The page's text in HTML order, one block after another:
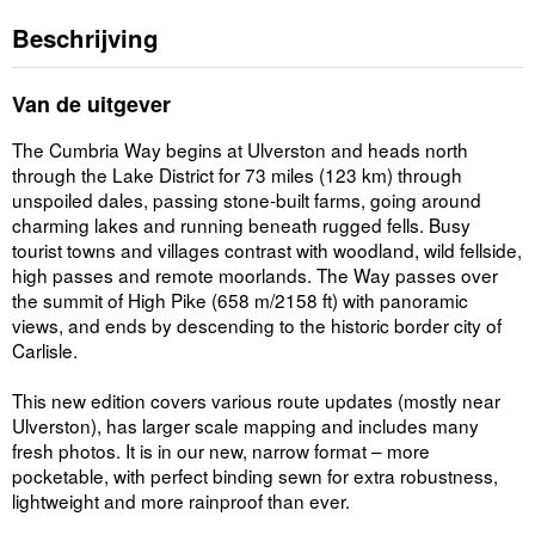
Beschrijving
Van de uitgever
The Cumbria Way begins at Ulverston and heads north
through the Lake District for 73 miles (123 km) through
unspoiled dales, passing stone-built farms, going around
charming lakes and running beneath rugged fells. Busy
tourist towns and villages contrast with woodland, wild fellside,
high passes and remote moorlands. The Way passes over
the summit of High Pike (658 m/2158 ft) with panoramic
views, and ends by descending to the historic border city of
Carlisle.
This new edition covers various route updates (mostly near
Ulverston), has larger scale mapping and includes many
fresh photos. It is in our new, narrow format – more
pocketable, with perfect binding sewn for extra robustness,
lightweight and more rainproof than ever.